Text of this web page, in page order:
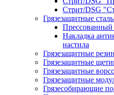
Стрит/DSG
Грязезащитные
Прессованный
Накладка
настила
Грязезащитные
Грязезащитные
Грязезащитные
Грязезащитные
Грязесобирающие